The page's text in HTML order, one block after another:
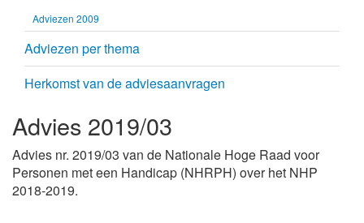
Adviezen 2009
Adviezen per thema
Herkomst van de adviesaanvragen
Advies 2019/03
Advies nr. 2019/03 van de Nationale Hoge Raad voor
Personen met een Handicap (NHRPH) over het NHP
2018-2019.